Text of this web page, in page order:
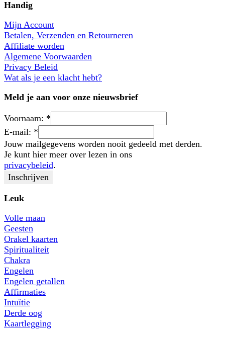
Handig
Mijn Account
Betalen, Verzenden en Retourneren
Affiliate worden
Algemene Voorwaarden
Privacy Beleid
Wat als je een klacht hebt?
Meld je aan voor onze nieuwsbrief
Voornaam: *
E-mail: *
Jouw mailgegevens worden nooit gedeeld met derden.
Je kunt hier meer over lezen in ons
privacybeleid.
Leuk
Volle maan
Geesten
Orakel kaarten
Spiritualiteit
Chakra
Engelen
Engelen getallen
Affirmaties
Intuïtie
Derde oog
Kaartlegging